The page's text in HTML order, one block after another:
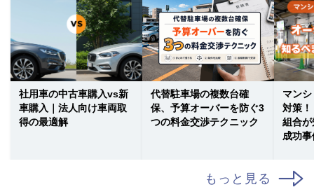
社用車の中古車購入vs新
車購入｜法人向け車両取
得の最適解
代替駐車場の複数台確
保、予算オーバーを防ぐ3
つの料金交渉テクニック
マン
対策
組合
成功事
もっと見る